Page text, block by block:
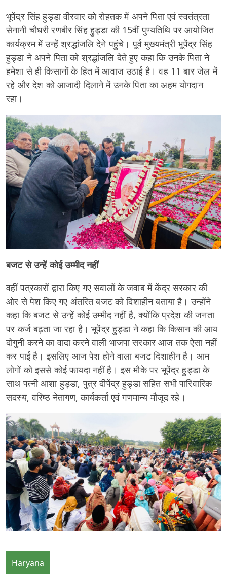
भूपेंद्र सिंह हुड्डा वीरवार को रोहतक में अपने पिता एवं स्वतंत्रता
सेनानी चौधरी रणबीर सिंह हुड्डा की 15वीं पुण्यतिथि पर आयोजित
कार्यक्रम में उन्हें श्रद्धांजलि देने पहुंचे। पूर्व मुख्यमंत्री भूपेंद्र सिंह
हुड्डा ने अपने पिता को श्रद्धांजलि देते हुए कहा कि उनके पिता ने
हमेशा से ही किसानों के हित में आवाज उठाई है। वह 11 बार जेल में
रहे और देश को आजादी दिलाने में उनके पिता का अहम योगदान
रहा।
बजट से उन्हें कोई उम्मीद नहीं
वहीं पत्रकारों द्वारा किए गए सवालों के जवाब में केंद्र सरकार की
ओर से पेश किए गए अंतरित बजट को दिशाहीन बताया है। उन्होंने
कहा कि बजट से उन्हें कोई उम्मीद नहीं है, क्योंकि प्रदेश की जनता
पर कर्ज बढ़ता जा रहा है। भूपेंद्र हुड्डा ने कहा कि किसान की आय
दोगुनी करने का वादा करने वाली भाजपा सरकार आज तक ऐसा नहीं
कर पाई है। इसलिए आज पेश होने वाला बजट दिशाहीन है। आम
लोगों को इससे कोई फायदा नहीं है। इस मौके पर भूपेंद्र हुड्डा के
साथ पत्नी आशा हुड्डा, पुत्र दीपेंद्र हुड्डा सहित सभी पारिवारिक
सदस्य, वरिष्ठ नेतागण, कार्यकर्ता एवं गणमान्य मौजूद रहे।
Haryana